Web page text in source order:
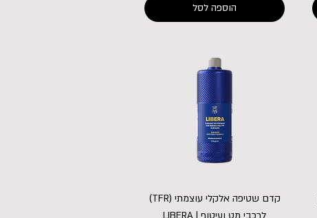
הוספה לסל
קדם שטיפה אלקלי עוצמתי (TFR)